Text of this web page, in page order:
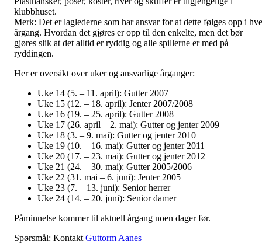
klubbhuset.
Merk: Det er laglederne som har ansvar for at dette følges opp i
årgang. Hvordan det gjøres er opp til den enkelte, men det bør
gjøres slik at det alltid er ryddig og alle spillerne er med på
ryddingen.
Her er oversikt over uker og ansvarlige årganger:
Uke 14 (5. – 11. april): Gutter 2007
Uke 15 (12. – 18. april): Jenter 2007/2008
Uke 16 (19. – 25. april): Gutter 2008
Uke 17 (26. april – 2. mai): Gutter og jenter 2009
Uke 18 (3. – 9. mai): Gutter og jenter 2010
Uke 19 (10. – 16. mai): Gutter og jenter 2011
Uke 20 (17. – 23. mai): Gutter og jenter 2012
Uke 21 (24. – 30. mai): Gutter 2005/2006
Uke 22 (31. mai – 6. juni): Jenter 2005
Uke 23 (7. – 13. juni): Senior herrer
Uke 24 (14. – 20. juni): Senior damer
Påminnelse kommer til aktuell årgang noen dager før.
Spørsmål: Kontakt Guttorm Aanes